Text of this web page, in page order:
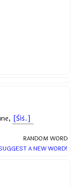
[Śiś.]
RANDOM WORD
A NEW WORD!